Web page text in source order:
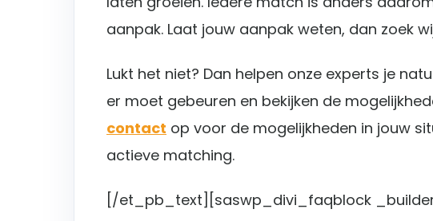
aanpak. Laat jouw aanpak weten, dan zoek
Lukt het niet? Dan helpen onze experts je
er moet gebeuren en bekijken de
contact op voor de mogelijkheden in jouw
actieve matching.
[/et_pb_text][saswp_divi_faqblock